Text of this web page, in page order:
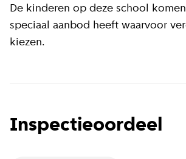
De kinderen op deze school
speciaal aanbod heeft waarvoor
kiezen.
Inspectieoordeel